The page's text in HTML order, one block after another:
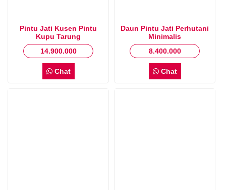
Pintu Jati Kusen Pintu
Kupu Tarung
14.900.000
Chat
Daun Pintu Jati Perhutani
Minimalis
8.400.000
Chat